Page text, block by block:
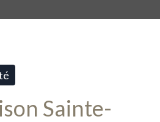
Sainte-